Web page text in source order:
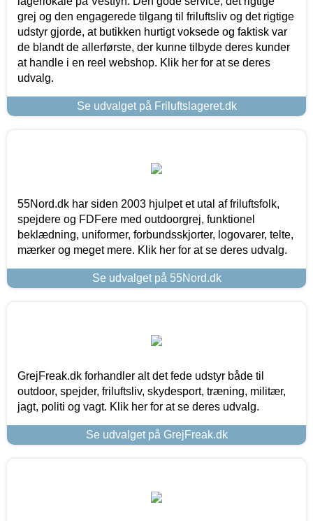
grej og den engagerede tilgang til friluftsliv og det rigtige
udstyr gjorde, at butikken hurtigt voksede og faktisk var
de blandt de allerførste, der kunne tilbyde deres kunder
at handle i en reel webshop. Klik her for at se deres
udvalg.
Se udvalget på Friluftslageret.dk
55Nord.dk har siden 2003 hjulpet et utal af friluftsfolk,
spejdere og FDFere med outdoorgrej, funktionel
beklædning, uniformer, forbundsskjorter, logovarer, telte,
mærker og meget mere. Klik her for at se deres udvalg.
Se udvalget på 55Nord.dk
GrejFreak.dk forhandler alt det fede udstyr både til
outdoor, spejder, friluftsliv, skydesport, træning, militær,
jagt, politi og vagt. Klik her for at se deres udvalg.
Se udvalget på GrejFreak.dk